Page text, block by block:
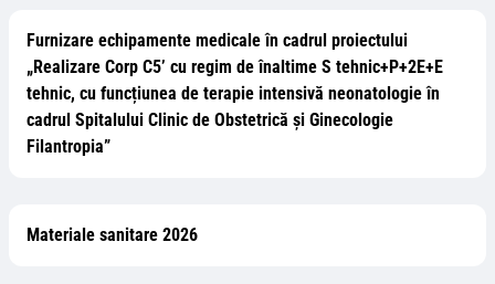
Furnizare echipamente medicale în cadrul proiectului
„Realizare Corp C5’ cu regim de înaltime S tehnic+P+2E+E
tehnic, cu funcțiunea de terapie intensivă neonatologie în
cadrul Spitalului Clinic de Obstetrică și Ginecologie
Filantropia”
Materiale sanitare 2026